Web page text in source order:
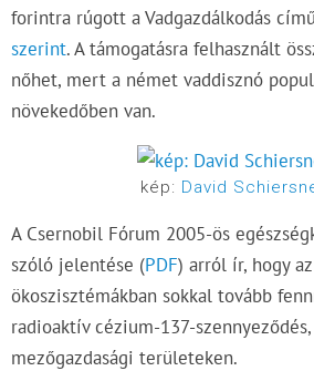
forintra rúgott a Vadgazdálkodás
szerint. A támogatásra felhasznált
nőhet, mert a német vaddisznó
növekedőben van.
kép: David
A Csernobil Fórum 2005-ös
szóló jelentése (PDF) arról ír, hogy
ökoszisztémákban sokkal tovább
radioaktív cézium-137-
mezőgazdasági területeken.